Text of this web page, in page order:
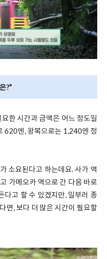
?”
한 시간과 금액은 어느 정도일
620엔, 왕복으로는 1,240엔 정
소요된다고 하는데요. 사가 역
가메오카 역으로 간 다음 바로
다고 할 수 있겠지만, 일부러 종
면, 보다 더 많은 시간이 필요할